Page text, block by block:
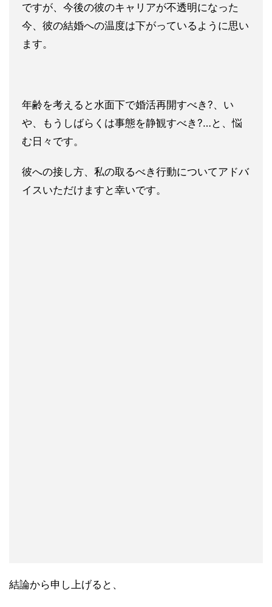
ですが、今後の彼のキャリアが不透明になった
今、彼の結婚への温度は下がっているように思い
ます。
年齢を考えると水面下で婚活再開すべき?、い
や、もうしばらくは事態を静観すべき?…と、悩
む日々です。
彼への接し方、私の取るべき行動についてアドバ
イスいただけますと幸いです。
結論から申し上げると、